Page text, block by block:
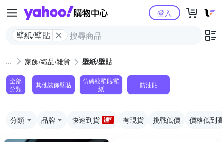
Yahoo購物中心
壁紙/壁貼
登入
家飾/織品/雜貨 壁紙/壁貼
全部
分類
其他裝飾壁貼
仿磚紋壁貼/壁
紙
防油貼
分類 品牌 快速到貨 有現貨 挑戰低價 價格低到